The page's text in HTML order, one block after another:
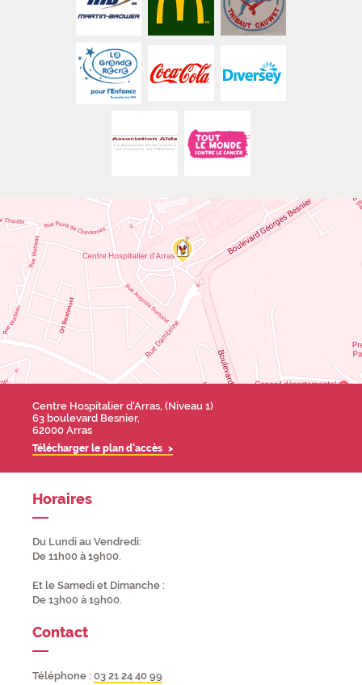
Adresse
Centre Hospitalier d'Arras, (Niveau 1)
63 boulevard Besnier,
62000 Arras
Télécharger le plan d'accès
Horaires
Du Lundi au Vendredi:
De 11h00 à 19h00.
Et le Samedi et Dimanche :
De 13h00 à 19h00.
Contact
Téléphone : 03 21 24 40 99